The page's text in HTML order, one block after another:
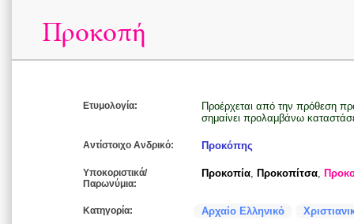
Προκοπή
Ετυμολογία:
Προέρχεται από την πρόθεση
σημαίνει προλαμβάνω
Αντίστοιχο Ανδρικό: Προκόπης
Υποκοριστικά/
Παρωνύμια:
Προκοπία, Προκοπίτσα,
Κατηγορία: Αρχαίο Ελληνικό